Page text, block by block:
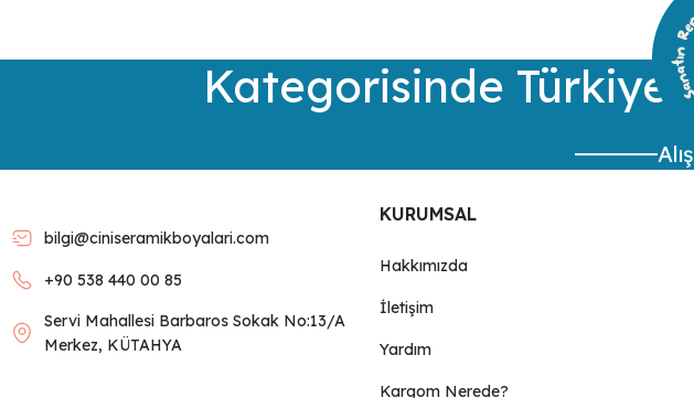
Ürün açıklamasında eksik bilgiler bulunuyor.
Kategorisinde
bilgi@ciniseramikboyalari.com
+90 538 440 00 85
Servi Mahallesi Barbaros Sokak No:13/A
Merkez, KÜTAHYA
KURUMSAL
Hakkımızda
İletişim
Yardım
Kargom Nerede?